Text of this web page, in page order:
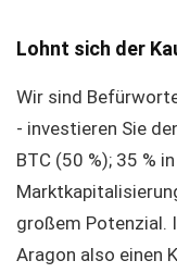
Lohnt sich der
Wir sind
- investieren Sie
BTC (50 %); 35 %
großem Potenzial.
Aragon also einen